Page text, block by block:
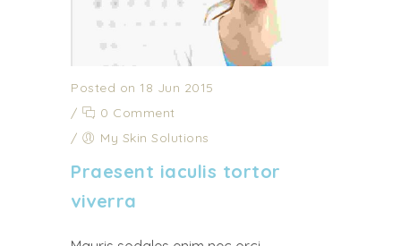
Posted on 18 Jun 2015
/
0 Comment
/
My Skin Solutions
Praesent iaculis tortor
viverra